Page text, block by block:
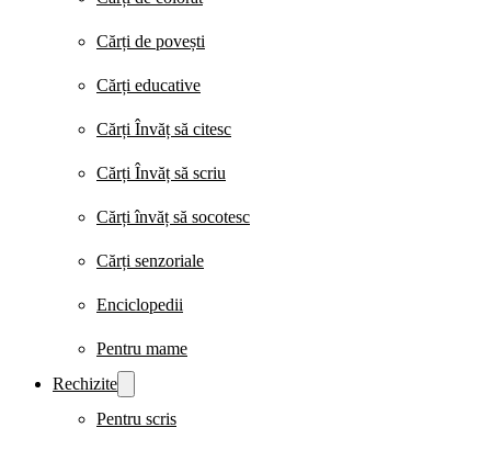
Cărți de povești
Cărți educative
Cărți Învăț să citesc
Cărți Învăț să scriu
Cărți învăț să socotesc
Cărți senzoriale
Enciclopedii
Pentru mame
Rechizite
Pentru scris